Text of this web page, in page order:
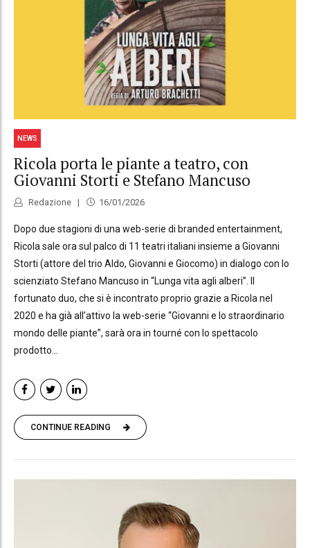
NEWS
Ricola porta le piante a teatro, con
Giovanni Storti e Stefano Mancuso
Redazione 16/01/2026
Dopo due stagioni di una web-serie di branded entertainment,
Ricola sale ora sul palco di 11 teatri italiani insieme a Giovanni
Storti (attore del trio Aldo, Giovanni e Giocomo) in dialogo con lo
scienziato Stefano Mancuso in “Lunga vita agli alberi”. Il
fortunato duo, che si è incontrato proprio grazie a Ricola nel
2020 e ha già all’attivo la web-serie “Giovanni e lo straordinario
mondo delle piante”, sarà ora in tourné con lo spettacolo
prodotto...
CONTINUE READING